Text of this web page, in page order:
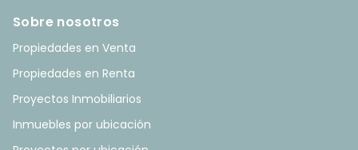
Sobre nosotros
Propiedades en Venta
Propiedades en Renta
Proyectos Inmobiliarios
Inmuebles por ubicación